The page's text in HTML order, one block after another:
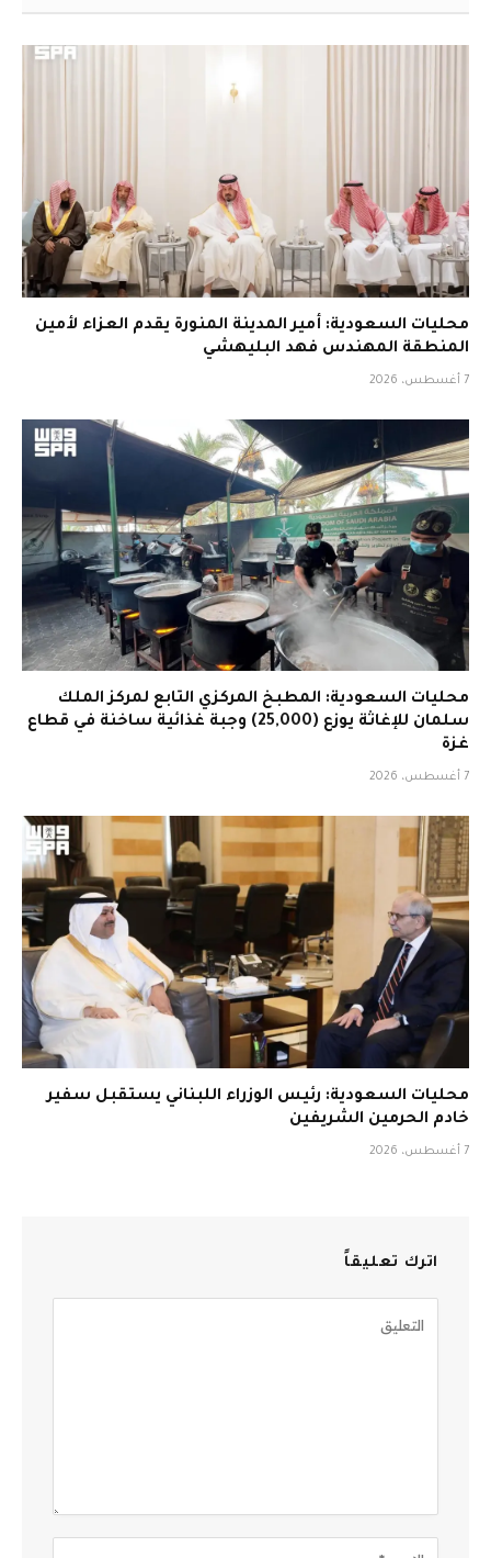
محليات السعودية: أمير المدينة المنورة يقدم العزاء لأمين
المنطقة المهندس فهد البليهشي
7 أغسطس، 2026
محليات السعودية: المطبخ المركزي التابع لمركز الملك
سلمان للإغاثة يوزع (25,000) وجبة غذائية ساخنة في قطاع
غزة
7 أغسطس، 2026
محليات السعودية: رئيس الوزراء اللبناني يستقبل سفير
خادم الحرمين الشريفين
7 أغسطس، 2026
اترك تعليقاً